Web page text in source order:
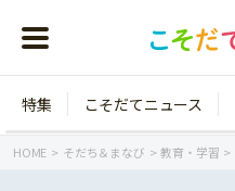
特集 こそだてニュース
HOME そだち＆まなび 教育・学習